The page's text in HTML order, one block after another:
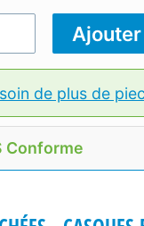
de plus de
Conforme